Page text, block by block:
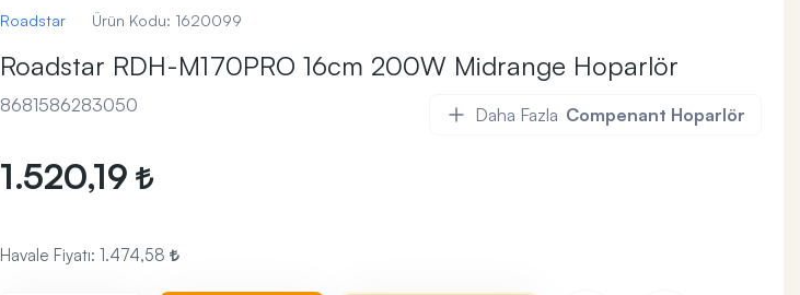
Roadstar Ürün Kodu: 1620099
Roadstar RDH-M170PRO 16cm 200W Midrange Hoparlör
8681586283050 Daha Fazla Compenant Hoparlör
1.520,19
Havale Fiyatı: 1.474,58